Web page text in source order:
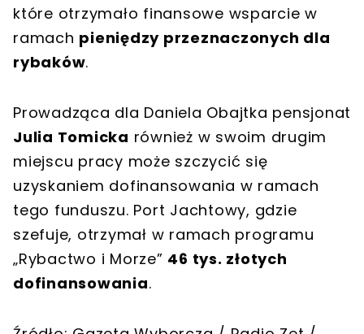
które otrzymało finansowe wsparcie w
ramach pieniędzy przeznaczonych dla
rybaków.
Prowadząca dla Daniela Obajtka pensjonat
Julia Tomicka również w swoim drugim
miejscu pracy może szczycić się
uzyskaniem dofinansowania w ramach
tego funduszu. Port Jachtowy, gdzie
szefuje, otrzymał w ramach programu
„Rybactwo i Morze” 46 tys. złotych
dofinansowania.